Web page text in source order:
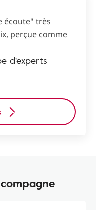
écoute" très
perçue comme
d'experts